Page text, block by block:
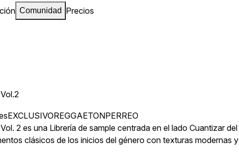
Comunidad Precios
EXCLUSIVOREGGAETONPERREO
2 es una Librería de sample centrada en el lado Cuantizar
clásicos de los inicios del género con texturas modernas
para que crees beats listos para la tendencia, con